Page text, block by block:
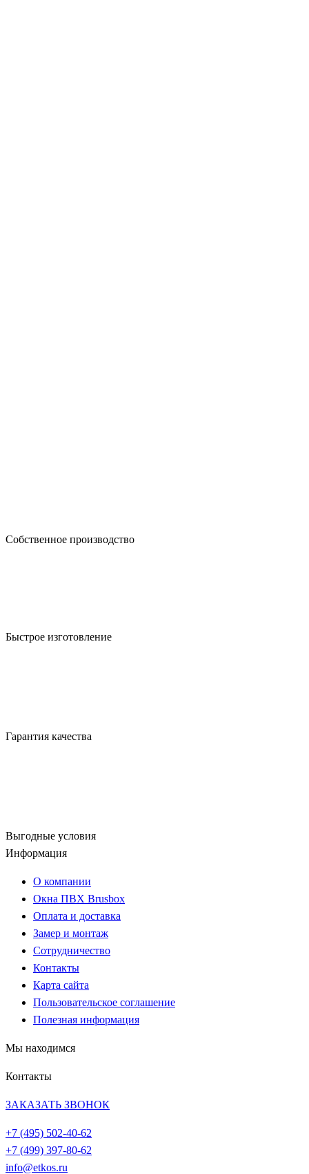
Собственное производство
Быстрое изготовление
Гарантия качества
Выгодные условия
Информация
О компании
Окна ПВХ Brusbox
Оплата и доставка
Замер и монтаж
Сотрудничество
Контакты
Карта сайта
Пользовательское соглашение
Полезная информация
Мы находимся
Контакты
ЗАКАЗАТЬ ЗВОНОК
+7 (495) 502-40-62
+7 (499) 397-80-62
info@etkos.ru